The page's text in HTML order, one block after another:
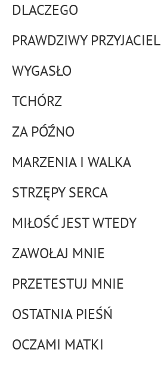
DLACZEGO
PRAWDZIWY PRZYJACIEL
WYGASŁO
TCHÓRZ
ZA PÓŹNO
MARZENIA I WALKA
STRZĘPY SERCA
MIŁOŚĆ JEST WTEDY
ZAWOŁAJ MNIE
PRZETESTUJ MNIE
OSTATNIA PIEŚŃ
OCZAMI MATKI